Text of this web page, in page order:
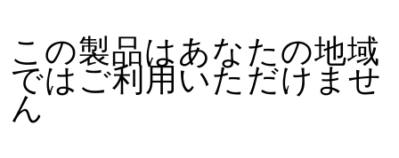
この製品はあなたの地域
ではご利用いただけませ
ん